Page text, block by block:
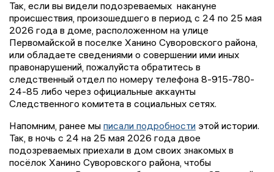
Так, если вы видели подозреваемых накануне
происшествия, произошедшего в период с 24 по 25 мая
2026 года в доме, расположенном на улице
Первомайской в поселке Ханино Суворовского района,
или обладаете сведениями о совершении ими иных
правонарушений, пожалуйста обратитесь в
следственный отдел по номеру телефона 8-915-780-
24-85 либо через официальные аккаунты
Следственного комитета в социальных сетях.
Напомним, ранее мы писали подробности этой истории.
Так, в ночь с 24 на 25 мая 2026 года двое
подозреваемых приехали в дом своих знакомых в
посёлок Ханино Суворовского района, чтобы